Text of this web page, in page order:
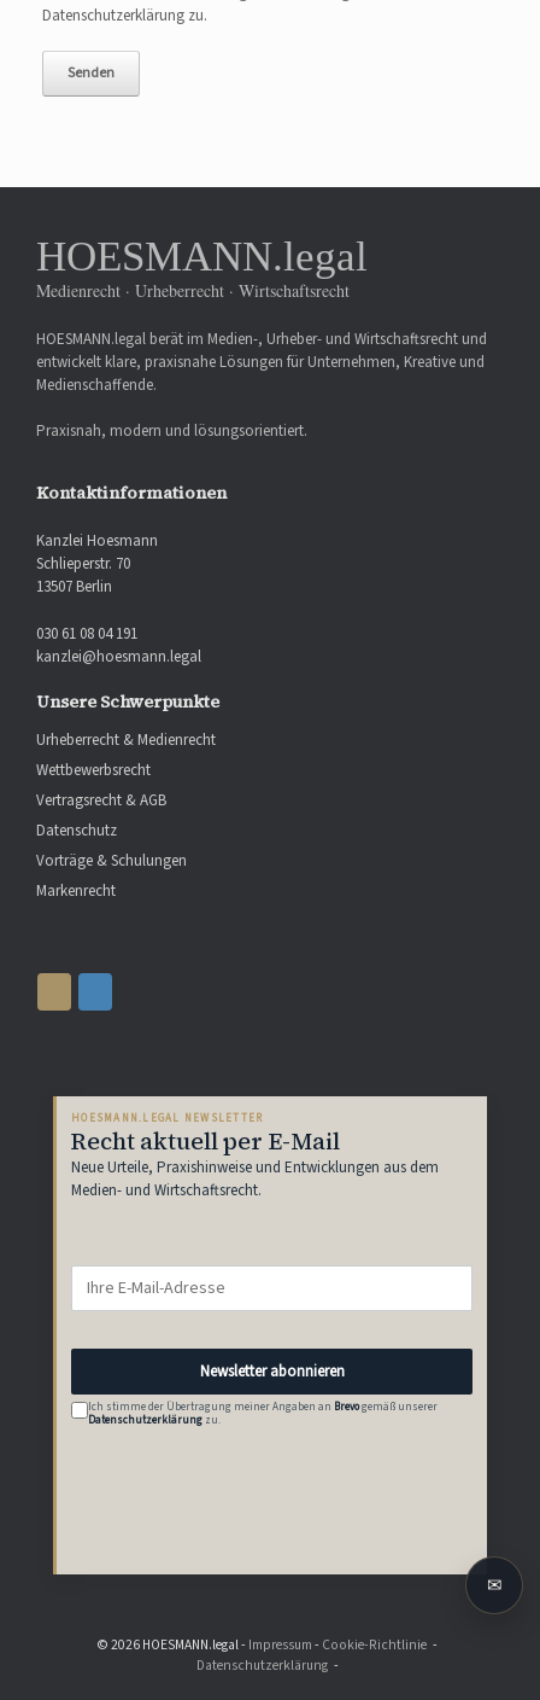
Datenschutzerklärung zu.
HOESMANN.legal
Medienrecht · Urheberrecht · Wirtschaftsrecht
HOESMANN.legal berät im Medien-, Urheber- und Wirtschaftsrecht und
entwickelt klare, praxisnahe Lösungen für Unternehmen, Kreative und
Medienschaffende.
Praxisnah, modern und lösungsorientiert.
Kontaktinformationen
Kanzlei Hoesmann
Schlieperstr. 70
13507 Berlin
030 61 08 04 191
kanzlei@hoesmann.legal
Unsere Schwerpunkte
Urheberrecht & Medienrecht
Wettbewerbsrecht
Vertragsrecht & AGB
Datenschutz
Vorträge & Schulungen
Markenrecht
HOESMANN.LEGAL NEWSLETTER
Recht aktuell per E-Mail
Neue Urteile, Praxishinweise und Entwicklungen aus dem
Medien- und Wirtschaftsrecht.
Newsletter abonnieren
Ich stimme der Übertragung meiner Angaben an Brevogemäß unserer
Datenschutzerklärung zu.
© 2026 HOESMANN.legal - Impressum- Cookie-Richtlinie
Datenschutzerklärung
✉